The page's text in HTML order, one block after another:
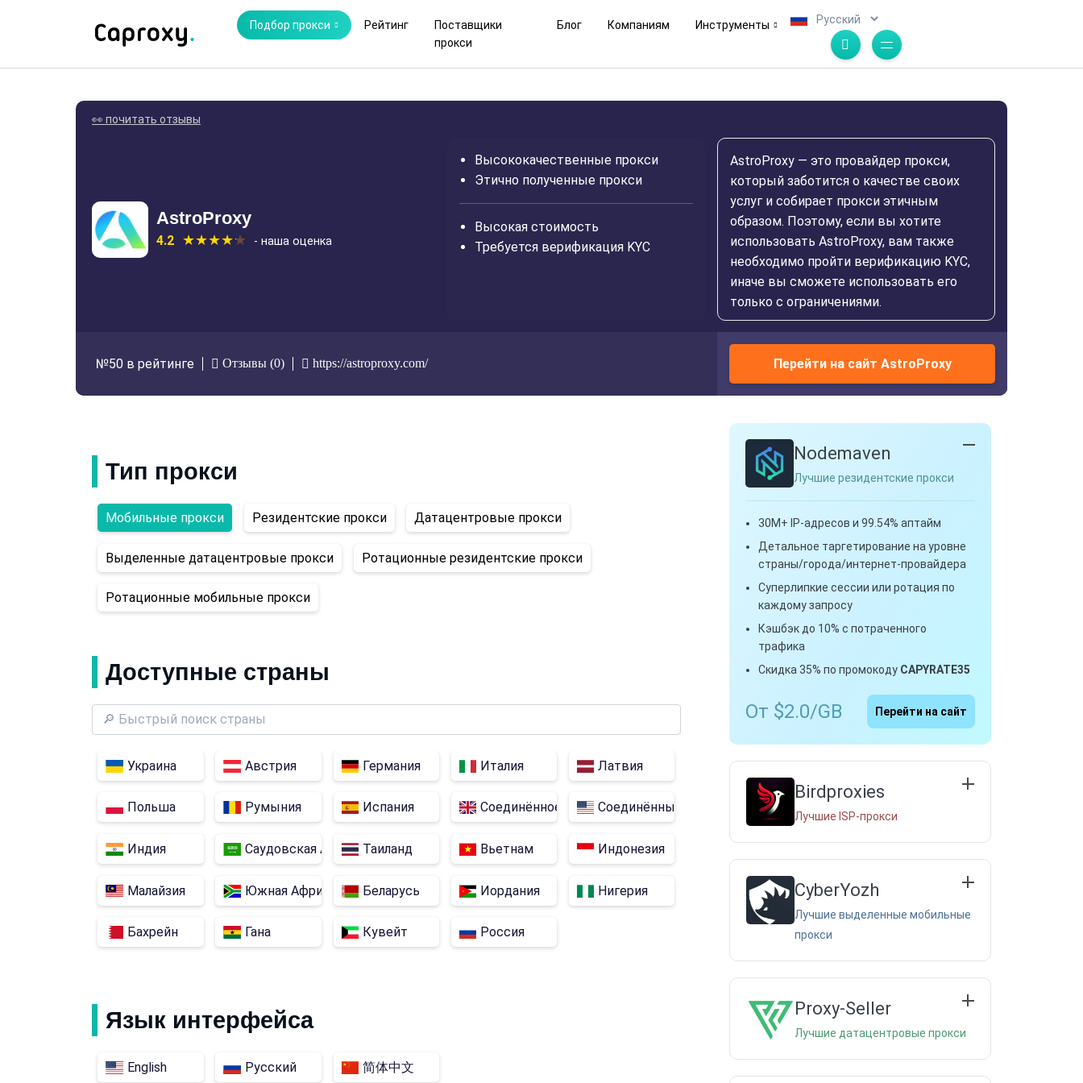
Подбор прокси Рейтинг
Поставщики
прокси
Блог Компаниям Инструменты .
👀 почитать отзывы
AstroProxy
4.2 - наша оценка
Высококачественные прокси
Этично полученные прокси
Высокая стоимость
Требуется верификация KYC
AstroProxy — это провайдер прокси,
который заботится о качестве своих
услуг и собирает прокси этичным
образом. Поэтому, если вы хотите
использовать AstroProxy, вам также
необходимо пройти верификацию KYC,
иначе вы сможете использовать его
только с ограничениями.
№50 в рейтинге Отзывы (0) https://astroproxy.com/ Перейти на сайт AstroProxy
Тип прокси
Мобильные прокси Резидентские прокси Датацентровые прокси
Выделенные датацентровые прокси Ротационные резидентские прокси
Ротационные мобильные прокси
Доступные страны
Украина Австрия Германия Италия Латвия
Польша Румыния Испания Соединённое КоролевствоСоединённые Штаты
Индия Саудовская Аравия Таиланд Вьетнам Индонезия
Малайзия Южная Африка Беларусь Иордания Нигерия
Бахрейн Гана Кувейт Россия
Язык интерфейса
English Русский 简体中文
Nodemaven
Лучшие резидентские прокси
30M+ IP-адресов и 99.54% аптайм
Детальное таргетирование на уровне
страны/города/интернет-провайдера
Суперлипкие сессии или ротация по
каждому запросу
Кэшбэк до 10% с потраченного
трафика
Скидка 35% по промокоду CAPYRATE35
От $2.0/GB Перейти на сайт
Birdproxies
Лучшие ISP-прокси
CyberYozh
Лучшие выделенные мобильные
прокси
Proxy-Seller
Лучшие датацентровые прокси